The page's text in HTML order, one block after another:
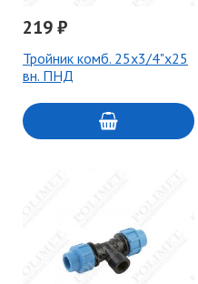
219 ₽
Тройник комб. 25х3/4"х25
вн. ПНД